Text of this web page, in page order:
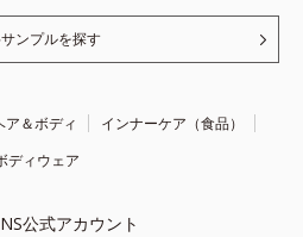
ンプルを探す
ア＆ボディ
インナーケア（食品）
ディウェア
公式アカウント